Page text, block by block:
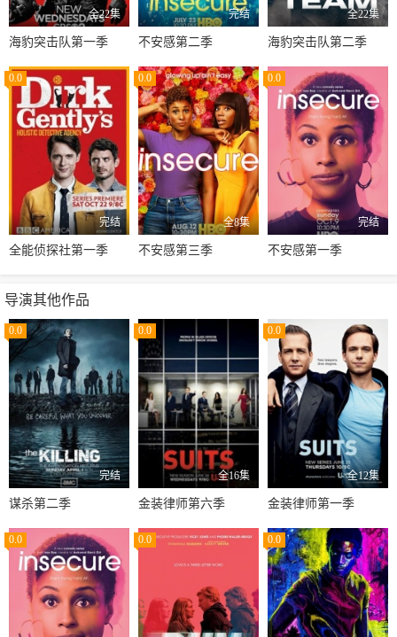
全22集
海豹突击队第一季
完结
不安感第二季
全22集
海豹突击队第二季
0.0
完结
全能侦探社第一季
0.0
全8集
不安感第三季
0.0
完结
不安感第一季
导演其他作品
0.0
完结
谋杀第二季
0.0
全16集
金装律师第六季
0.0
全12集
金装律师第一季
0.0 0.0 0.0